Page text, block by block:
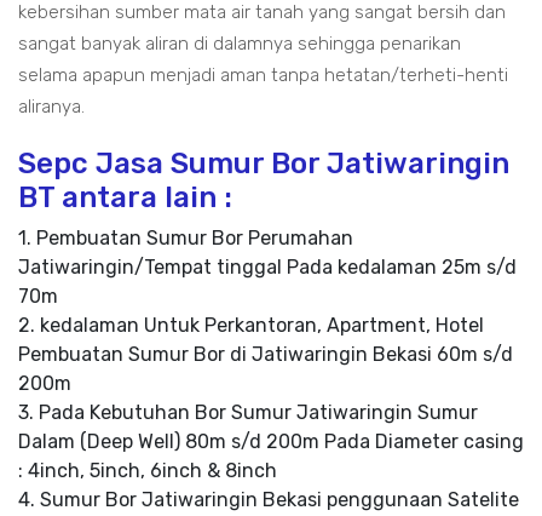
kebersihan sumber mata air tanah yang sangat bersih dan
sangat banyak aliran di dalamnya sehingga penarikan
selama apapun menjadi aman tanpa hetatan/terheti-henti
aliranya.
Sepc Jasa Sumur Bor Jatiwaringin
BT antara lain :
1. Pembuatan Sumur Bor Perumahan
Jatiwaringin/Tempat tinggal Pada kedalaman 25m s/d
70m
2. kedalaman Untuk Perkantoran, Apartment, Hotel
Pembuatan Sumur Bor di Jatiwaringin Bekasi 60m s/d
200m
3. Pada Kebutuhan Bor Sumur Jatiwaringin Sumur
Dalam (Deep Well) 80m s/d 200m Pada Diameter casing
: 4inch, 5inch, 6inch & 8inch
4. Sumur Bor Jatiwaringin Bekasi penggunaan Satelite